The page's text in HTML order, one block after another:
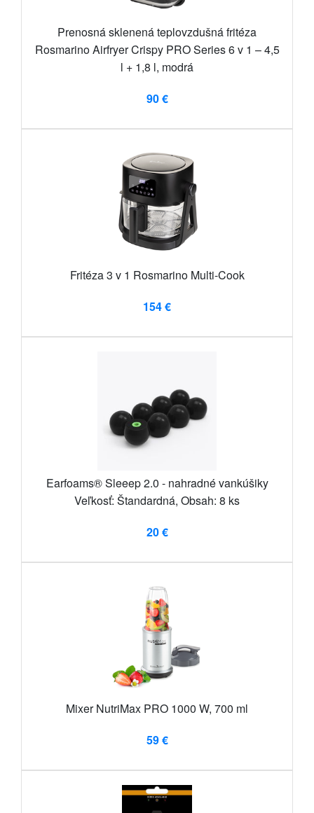
Prenosná sklenená teplovzdušná fritéza
Rosmarino Airfryer Crispy PRO Series 6 v 1 – 4,5
l + 1,8 l, modrá
90 €
Fritéza 3 v 1 Rosmarino Multi-Cook
154 €
Earfoams® Sleeep 2.0 - nahradné vankúšiky
Veľkosť: Štandardná, Obsah: 8 ks
20 €
Mixer NutriMax PRO 1000 W, 700 ml
59 €